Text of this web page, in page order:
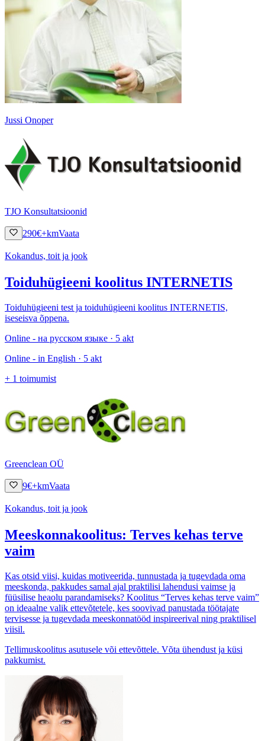
Jussi Onoper
TJO Konsultatsioonid
290€+kmVaata
Kokandus, toit ja jook
Toiduhügieeni koolitus INTERNETIS
Toiduhügieeni test ja toiduhügieeni koolitus INTERNETIS,
iseseisva õppena.
Online - на русском языке · 5 akt
Online - in English · 5 akt
+ 1 toimumist
Greenclean OÜ
9€+kmVaata
Kokandus, toit ja jook
Meeskonnakoolitus: Terves kehas terve
vaim
Kas otsid viisi, kuidas motiveerida, tunnustada ja tugevdada oma
meeskonda, pakkudes samal ajal praktilisi lahendusi vaimse ja
füüsilise heaolu parandamiseks? Koolitus “Terves kehas terve vaim”
on ideaalne valik ettevõtetele, kes soovivad panustada töötajate
tervisesse ja tugevdada meeskonnatööd inspireerival ning praktilisel
viisil.
Tellimuskoolitus asutusele või ettevõttele. Võta ühendust ja küsi
pakkumist.